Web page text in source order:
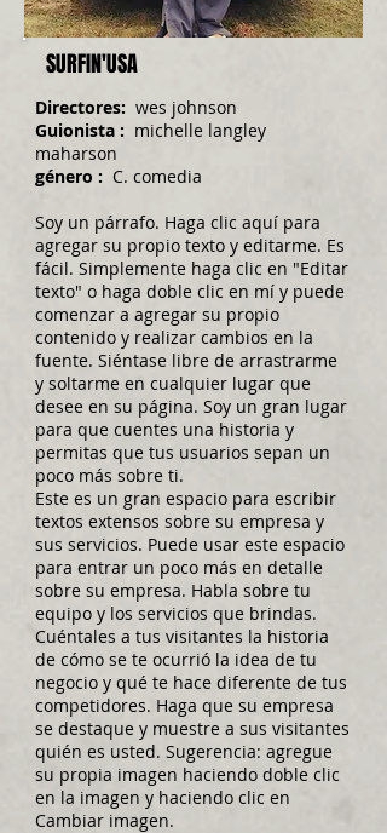
SURFIN'USA
Directores: wes johnson
Guionista : michelle langley
maharson
género : C. comedia
Soy un párrafo. Haga clic aquí para
agregar su propio texto y editarme. Es
fácil. Simplemente haga clic en "Editar
texto" o haga doble clic en mí y puede
comenzar a agregar su propio
contenido y realizar cambios en la
fuente. Siéntase libre de arrastrarme
y soltarme en cualquier lugar que
desee en su página. Soy un gran lugar
para que cuentes una historia y
permitas que tus usuarios sepan un
poco más sobre ti.
Este es un gran espacio para escribir
textos extensos sobre su empresa y
sus servicios. Puede usar este espacio
para entrar un poco más en detalle
sobre su empresa. Habla sobre tu
equipo y los servicios que brindas.
Cuéntales a tus visitantes la historia
de cómo se te ocurrió la idea de tu
negocio y qué te hace diferente de tus
competidores. Haga que su empresa
se destaque y muestre a sus visitantes
quién es usted. Sugerencia: agregue
su propia imagen haciendo doble clic
en la imagen y haciendo clic en
Cambiar imagen.